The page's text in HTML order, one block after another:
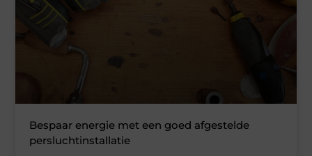
Bespaar energie met een goed afgestelde
persluchtinstallatie